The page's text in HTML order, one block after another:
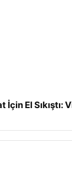
El Sıkıştı: